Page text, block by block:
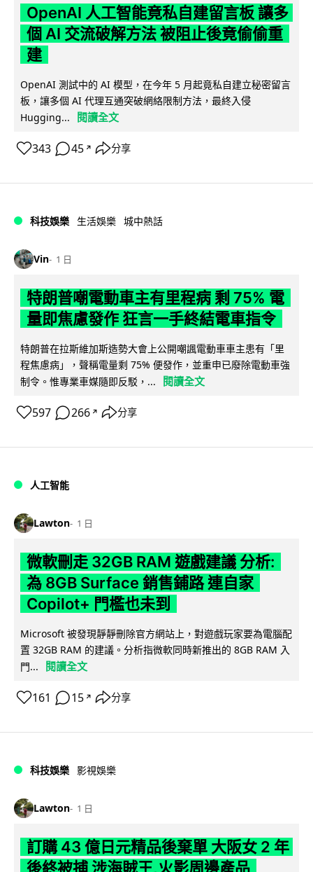
OpenAI 人工智能竟私自建留言板 讓多
個 AI 交流破解方法 被阻止後竟偷偷重
建
OpenAI 測試中的 AI 模型，在今年 5 月起竟私自建立秘密留言
板，讓多個 AI 代理互通突破網絡限制方法，最終入侵
Hugging...
閱讀全文
343 45 ↗ 分享
科技娛樂 生活娛樂 城中熱話
Vin 1 日
特朗普嘲電動車主有里程病 剩 75% 電
量即焦慮發作 狂言一手終結電車指令
特朗普在拉斯維加斯造勢大會上公開嘲諷電動車車主患有「里
程焦慮病」，聲稱電量剩 75% 便發作，並重申已廢除電動車強
制令。惟專業車媒隨即反駁，...
閱讀全文
597 266 ↗ 分享
人工智能
Lawton 1 日
微軟刪走 32GB RAM 遊戲建議 分析:
為 8GB Surface 銷售鋪路 連自家
Copilot+ 門檻也未到
Microsoft 被發現靜靜刪除官方網站上，對遊戲玩家要為電腦配
置 32GB RAM 的建議。分析指微軟同時新推出的 8GB RAM 入
門...
閱讀全文
161 15 ↗ 分享
科技娛樂 影視娛樂
Lawton 1 日
訂購 43 億日元精品後棄單 大阪女 2 年
後終被捕 涉海賊王,火影周邊產品